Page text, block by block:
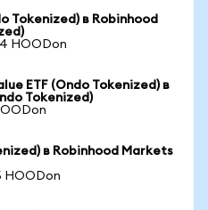
Tokenized) в Robinhood
HOODon
ETF (Ondo Tokenized) в
Tokenized)
в Robinhood Markets
HOODon